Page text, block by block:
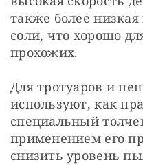
также более
соли, что хорошо
прохожих.
Для тротуаров и
используют, как
специальный
применением его
снизить уровень